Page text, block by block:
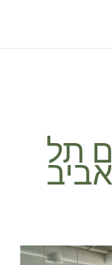
תל
אביב
מעבר